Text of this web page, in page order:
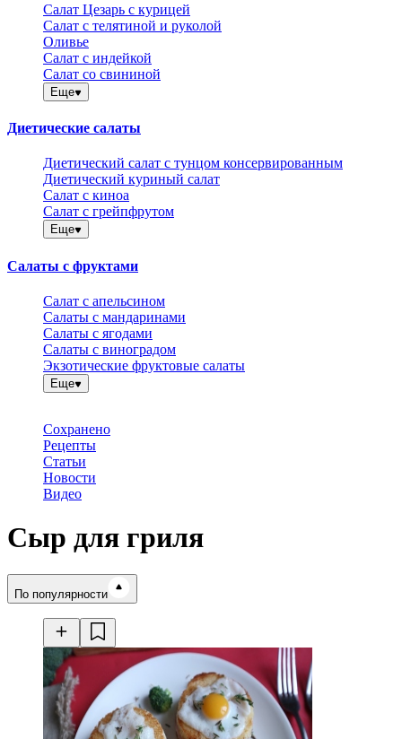
Салат Цезарь с курицей
Салат с телятиной и руколой
Оливье
Салат с индейкой
Салат со свининой
Еще
Диетические салаты
Диетический салат с тунцом консервированным
Диетический куриный салат
Салат с киноа
Салат с грейпфрутом
Еще
Салаты с фруктами
Салат с апельсином
Салаты с мандаринами
Салаты с ягодами
Салаты с виноградом
Экзотические фруктовые салаты
Еще
Сохранено
Рецепты
Статьи
Новости
Видео
Сыр для гриля
Время готовки
По популярности